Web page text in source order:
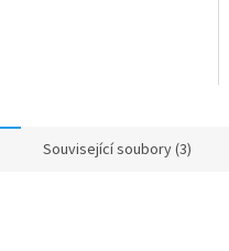
Související soubory (3)